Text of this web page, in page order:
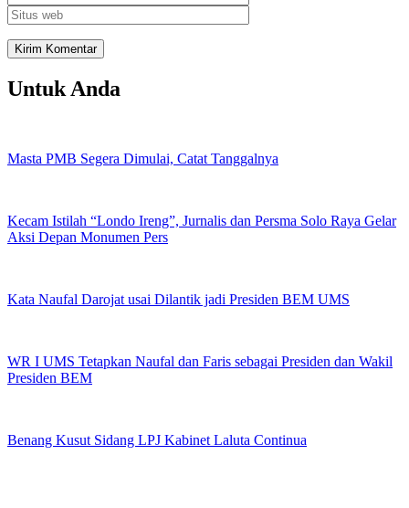
Untuk Anda
Masta PMB Segera Dimulai, Catat Tanggalnya
Kecam Istilah “Londo Ireng”, Jurnalis dan Persma Solo Raya Gelar
Aksi Depan Monumen Pers
Kata Naufal Darojat usai Dilantik jadi Presiden BEM UMS
WR I UMS Tetapkan Naufal dan Faris sebagai Presiden dan Wakil
Presiden BEM
Benang Kusut Sidang LPJ Kabinet Laluta Continua